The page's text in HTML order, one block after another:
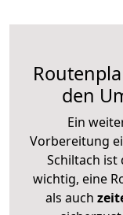
den
Ein
Vorbereitung
Schiltach ist
wichtig, eine
als auch